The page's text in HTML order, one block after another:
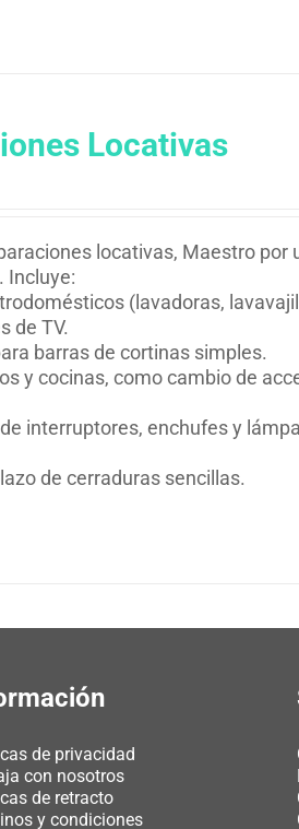
Locativas
locativas, Maestro por
Incluye:
(lavadoras,
de TV.
barras de cortinas simples.
y cocinas, como cambio de
interruptores, enchufes y
de cerraduras sencillas.
de privacidad
con nosotros
de retracto
y condiciones